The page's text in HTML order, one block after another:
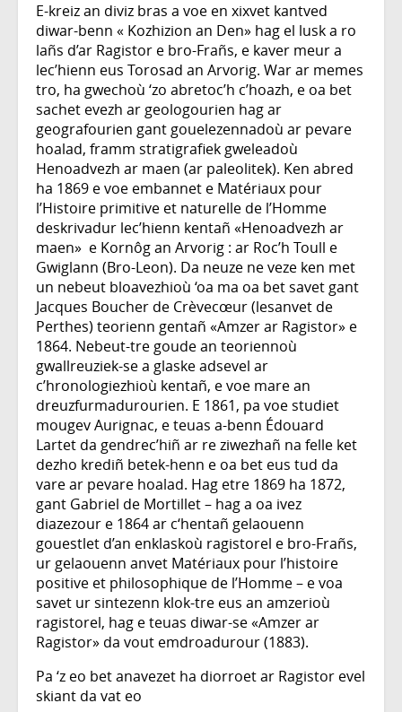
E-kreiz an diviz bras a voe en xixvet kantved
diwar-benn « Kozhizion an Den» hag el lusk a ro
lañs d’ar Ragistor e bro-Frañs, e kaver meur a
lec’hienn eus Torosad an Arvorig. War ar memes
tro, ha gwechoù ‘zo abretoc’h c’hoazh, e oa bet
sachet evezh ar geologourien hag ar
geografourien gant gouelezennadoù ar pevare
hoalad, framm stratigrafiek gweleadoù
Henoadvezh ar maen (ar paleolitek). Ken abred
ha 1869 e voe embannet e Matériaux pour
l’Histoire primitive et naturelle de l’Homme
deskrivadur lec’hienn kentañ «Henoadvezh ar
maen» e Kornôg an Arvorig : ar Roc’h Toull e
Gwiglann (Bro-Leon). Da neuze ne veze ken met
un nebeut bloavezhioù ‘oa ma oa bet savet gant
Jacques Boucher de Crèvecœur (lesanvet de
Perthes) teorienn gentañ «Amzer ar Ragistor» e
1864. Nebeut-tre goude an teoriennoù
gwallreuziek-se a glaske adsevel ar
c’hronologiezhioù kentañ, e voe mare an
dreuzfurmadurourien. E 1861, pa voe studiet
mougev Aurignac, e teuas a-benn Édouard
Lartet da gendrec’hiñ ar re ziwezhañ na felle ket
dezho krediñ betek-henn e oa bet eus tud da
vare ar pevare hoalad. Hag etre 1869 ha 1872,
gant Gabriel de Mortillet – hag a oa ivez
diazezour e 1864 ar c‘hentañ gelaouenn
gouestlet d’an enklaskoù ragistorel e bro-Frañs,
ur gelaouenn anvet Matériaux pour l’histoire
positive et philosophique de l’Homme – e voa
savet ur sintezenn klok-tre eus an amzerioù
ragistorel, hag e teuas diwar-se «Amzer ar
Ragistor» da vout emdroadurour (1883).
Pa ‘z eo bet anavezet ha diorroet ar Ragistor evel
skiant da vat eo